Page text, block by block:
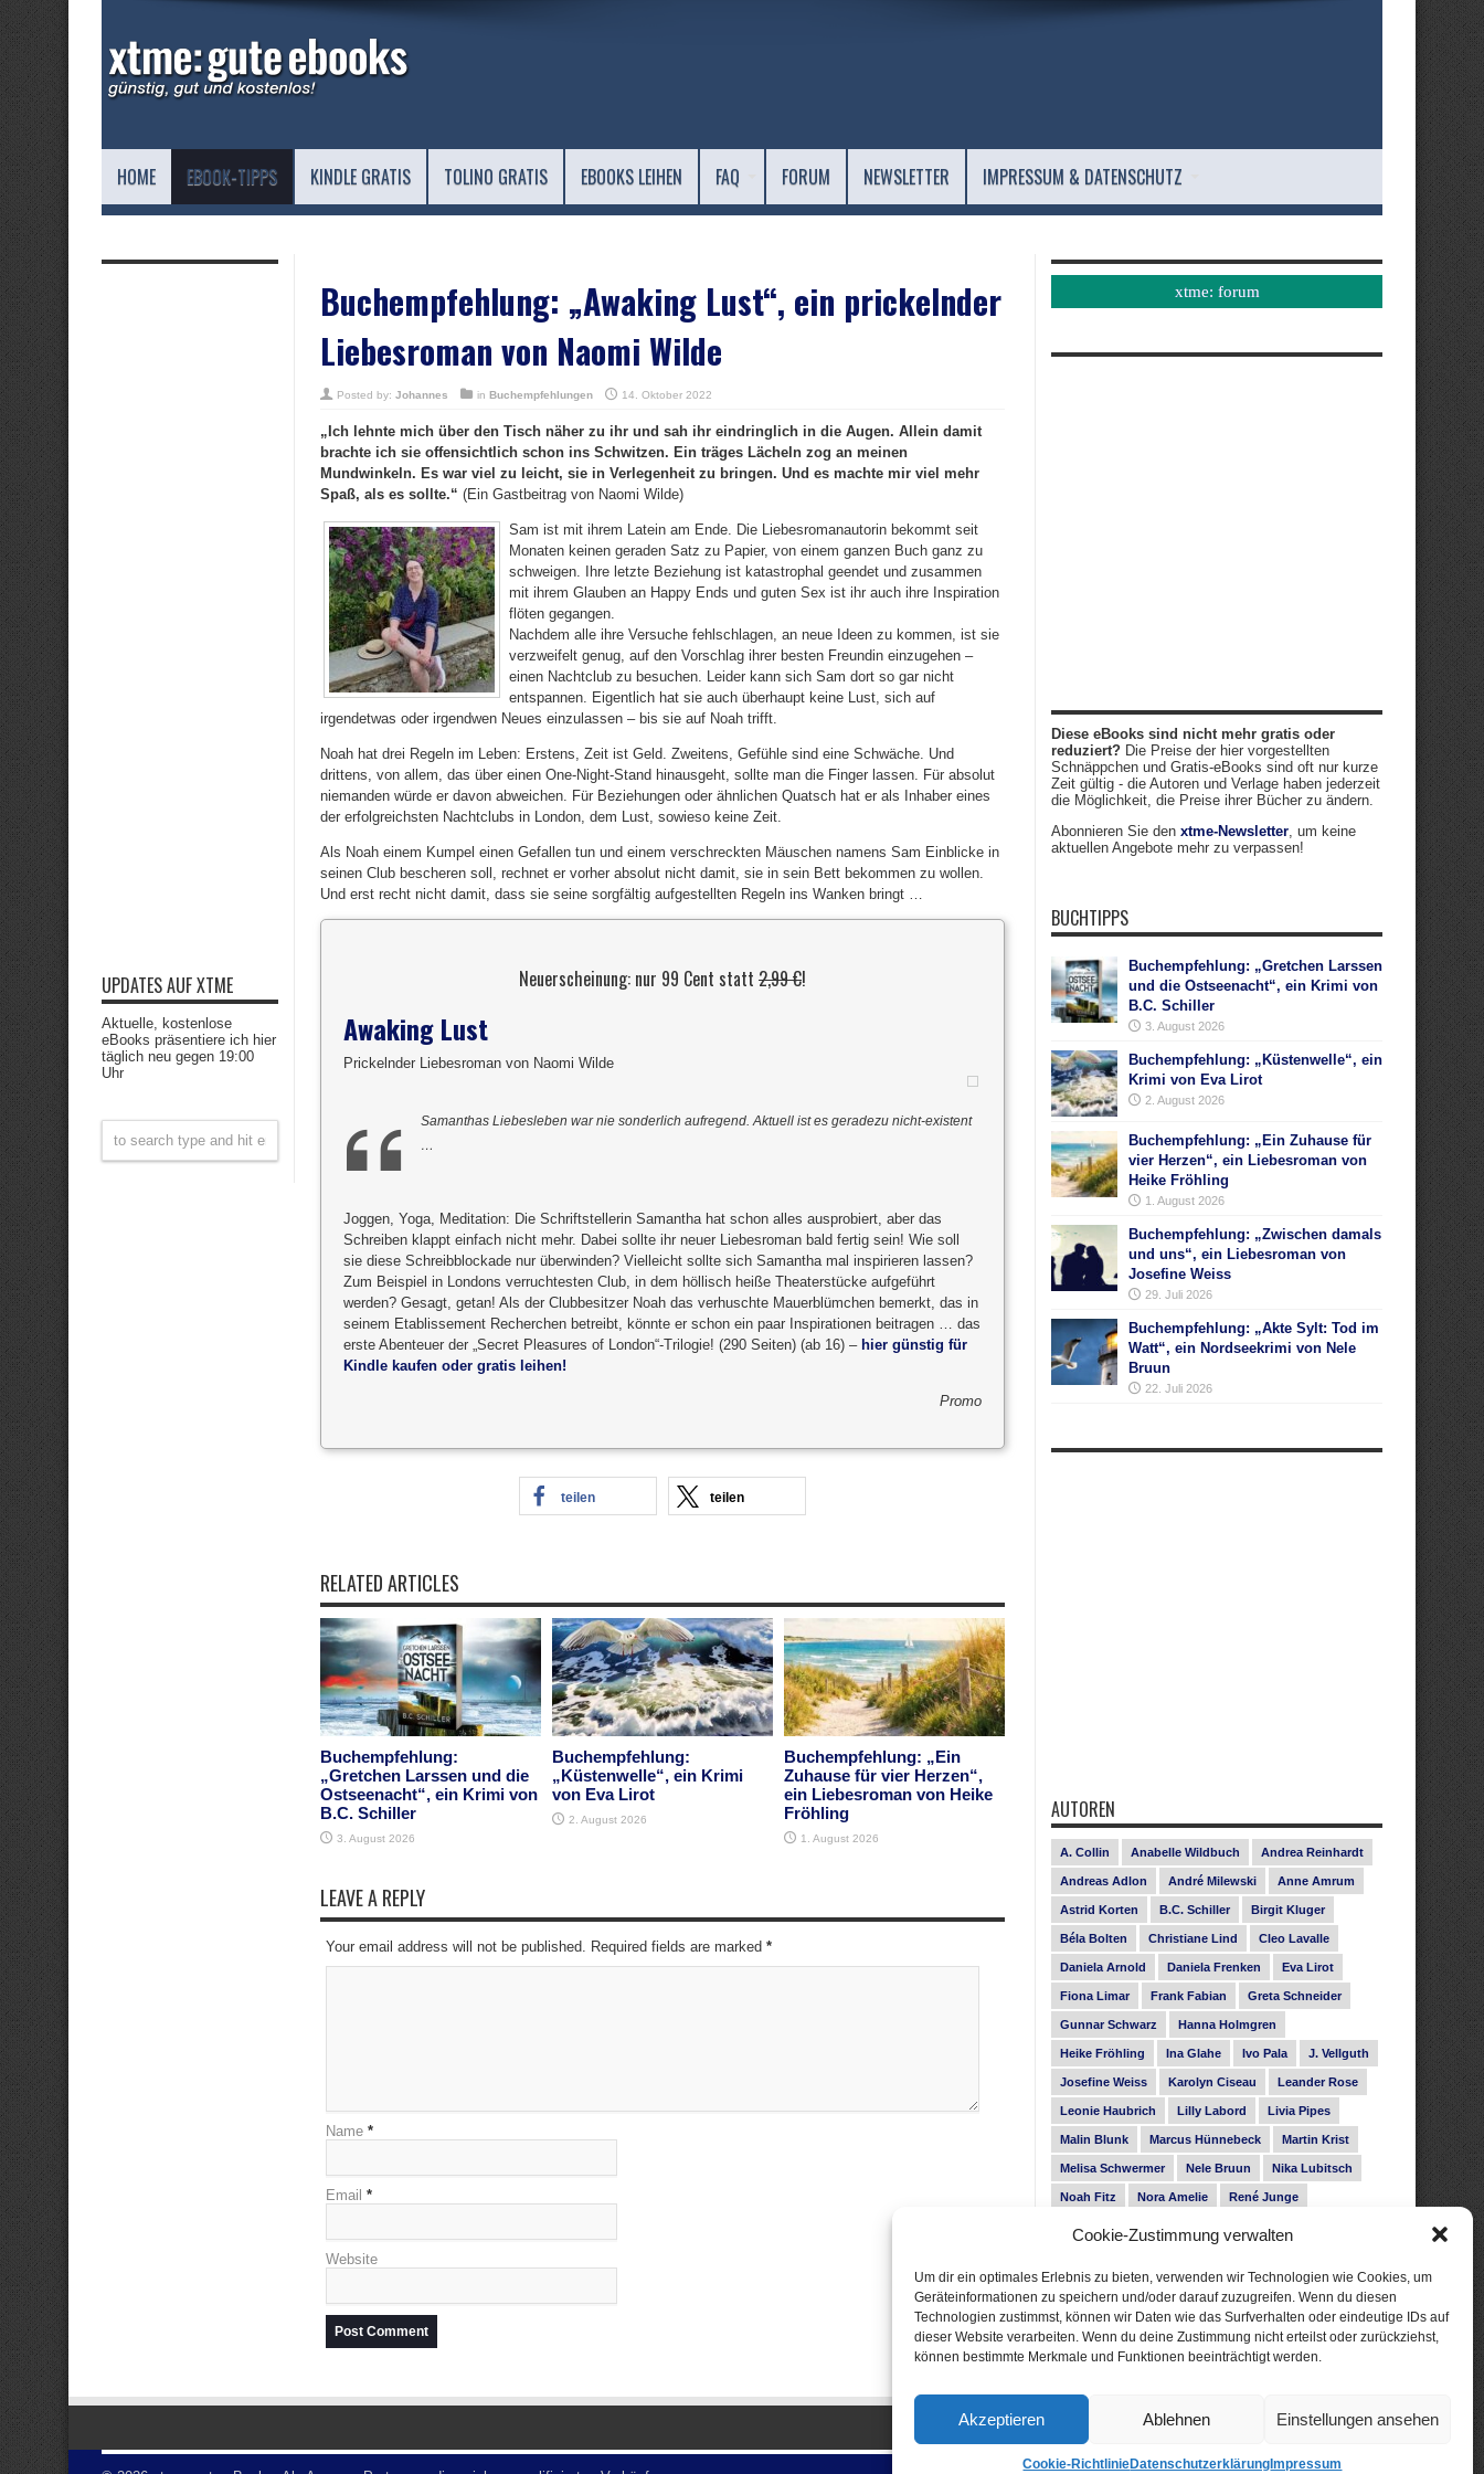
Cookie-Zustimmung verwalten
Um dir ein optimales Erlebnis zu bieten, verwenden wir Technologien wie Cookies, um
Geräteinformationen zu speichern und/oder darauf zuzugreifen. Wenn du diesen
Technologien zustimmst, können wir Daten wie das Surfverhalten oder eindeutige IDs auf
dieser Website verarbeiten. Wenn du deine Zustimmung nicht erteilst oder zurückziehst,
können bestimmte Merkmale und Funktionen beeinträchtigt werden.
Akzeptieren Ablehnen Einstellungen ansehen
Cookie-RichtlinieDatenschutzerklärung Impressum
HOME EBOOK-TIPPS KINDLE GRATIS TOLINO GRATIS EBOOKS LEIHEN FAQ FORUM NEWSLETTER IMPRESSUM & DATENSCHUTZ
Buchempfehlung: „Awaking Lust“, ein prickelnder
Liebesroman von Naomi Wilde
Posted by: Johannes in Buchempfehlungen 14. Oktober 2022
„Ich lehnte mich über den Tisch näher zu ihr und sah ihr eindringlich in die Augen. Allein damit
brachte ich sie offensichtlich schon ins Schwitzen. Ein träges Lächeln zog an meinen
Mundwinkeln. Es war viel zu leicht, sie in Verlegenheit zu bringen. Und es machte mir viel mehr
Spaß, als es sollte.“ (Ein Gastbeitrag von Naomi Wilde)
Sam ist mit ihrem Latein am Ende. Die Liebesromanautorin bekommt seit
Monaten keinen geraden Satz zu Papier, von einem ganzen Buch ganz zu
schweigen. Ihre letzte Beziehung ist katastrophal geendet und zusammen
mit ihrem Glauben an Happy Ends und guten Sex ist ihr auch ihre Inspiration
flöten gegangen.
Nachdem alle ihre Versuche fehlschlagen, an neue Ideen zu kommen, ist sie
verzweifelt genug, auf den Vorschlag ihrer besten Freundin einzugehen –
einen Nachtclub zu besuchen. Leider kann sich Sam dort so gar nicht
entspannen. Eigentlich hat sie auch überhaupt keine Lust, sich auf
irgendetwas oder irgendwen Neues einzulassen – bis sie auf Noah trifft.
Noah hat drei Regeln im Leben: Erstens, Zeit ist Geld. Zweitens, Gefühle sind eine Schwäche. Und
drittens, von allem, das über einen One-Night-Stand hinausgeht, sollte man die Finger lassen. Für absolut
niemanden würde er davon abweichen. Für Beziehungen oder ähnlichen Quatsch hat er als Inhaber eines
der erfolgreichsten Nachtclubs in London, dem Lust, sowieso keine Zeit.
Als Noah einem Kumpel einen Gefallen tun und einem verschreckten Mäuschen namens Sam Einblicke in
seinen Club bescheren soll, rechnet er vorher absolut nicht damit, sie in sein Bett bekommen zu wollen.
Und erst recht nicht damit, dass sie seine sorgfältig aufgestellten Regeln ins Wanken bringt …
Neuerscheinung: nur 99 Cent statt 2,99 €!
Awaking Lust
Prickelnder Liebesroman von Naomi Wilde
Samanthas Liebesleben war nie sonderlich aufregend. Aktuell ist es geradezu nicht-existent
…
Joggen, Yoga, Meditation: Die Schriftstellerin Samantha hat schon alles ausprobiert, aber das
Schreiben klappt einfach nicht mehr. Dabei sollte ihr neuer Liebesroman bald fertig sein! Wie soll
sie diese Schreibblockade nur überwinden? Vielleicht sollte sich Samantha mal inspirieren lassen?
Zum Beispiel in Londons verruchtesten Club, in dem höllisch heiße Theaterstücke aufgeführt
werden? Gesagt, getan! Als der Clubbesitzer Noah das verhuschte Mauerblümchen bemerkt, das in
seinem Etablissement Recherchen betreibt, könnte er schon ein paar Inspirationen beitragen … das
erste Abenteuer der „Secret Pleasures of London“-Trilogie! (290 Seiten) (ab 16) – hier günstig für
Kindle kaufen oder gratis leihen!
Promo
teilen teilen
RELATED ARTICLES
Buchempfehlung:
„Gretchen Larssen und die
Ostseenacht“, ein Krimi von
B.C. Schiller
3. August 2026
Buchempfehlung:
„Küstenwelle“, ein Krimi
von Eva Lirot
2. August 2026
Buchempfehlung: „Ein
Zuhause für vier Herzen“,
ein Liebesroman von Heike
Fröhling
1. August 2026
LEAVE A REPLY
Your email address will not be published. Required fields are marked *
Name *
Email *
Website
UPDATES AUF XTME
Aktuelle, kostenlose
eBooks präsentiere ich hier
täglich neu gegen 19:00
Uhr
xtme: forum
Diese eBooks sind nicht mehr gratis oder
reduziert? Die Preise der hier vorgestellten
Schnäppchen und Gratis-eBooks sind oft nur kurze
Zeit gültig - die Autoren und Verlage haben jederzeit
die Möglichkeit, die Preise ihrer Bücher zu ändern.
Abonnieren Sie den xtme-Newsletter, um keine
aktuellen Angebote mehr zu verpassen!
BUCHTIPPS
Buchempfehlung: „Gretchen Larssen
und die Ostseenacht“, ein Krimi von
B.C. Schiller
3. August 2026
Buchempfehlung: „Küstenwelle“, ein
Krimi von Eva Lirot
2. August 2026
Buchempfehlung: „Ein Zuhause für
vier Herzen“, ein Liebesroman von
Heike Fröhling
1. August 2026
Buchempfehlung: „Zwischen damals
und uns“, ein Liebesroman von
Josefine Weiss
29. Juli 2026
Buchempfehlung: „Akte Sylt: Tod im
Watt“, ein Nordseekrimi von Nele
Bruun
22. Juli 2026
AUTOREN
A. Collin Anabelle Wildbuch Andrea Reinhardt
Andreas Adlon André Milewski Anne Amrum
Astrid Korten B.C. Schiller Birgit Kluger
Béla Bolten Christiane Lind Cleo Lavalle
Daniela Arnold Daniela Frenken Eva Lirot
Fiona Limar Frank Fabian Greta Schneider
Gunnar Schwarz Hanna Holmgren
Heike Fröhling Ina Glahe Ivo Pala J. Vellguth
Josefine Weiss Karolyn Ciseau Leander Rose
Leonie Haubrich Lilly Labord Livia Pipes
Malin Blunk Marcus Hünnebeck Martin Krist
Melisa Schwermer Nele Bruun Nika Lubitsch
Noah Fitz Nora Amelie René Junge